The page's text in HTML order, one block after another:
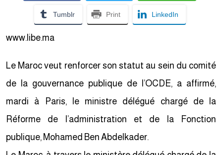
Tumblr Print LinkedIn
www.libe.ma
Le Maroc veut renforcer son statut au sein du comité
de la gouvernance publique de l’OCDE, a affirmé,
mardi à Paris, le ministre délégué chargé de la
Réforme de l’administration et de la Fonction
publique, Mohamed Ben Abdelkader.